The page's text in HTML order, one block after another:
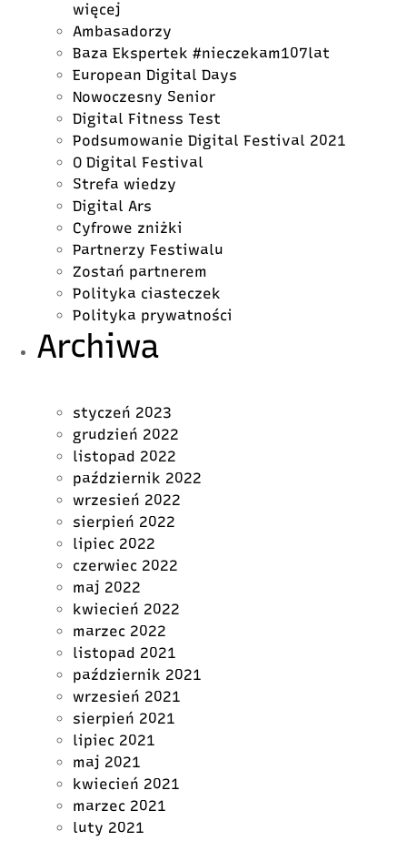
więcej
Ambasadorzy
Baza Ekspertek #nieczekam107lat
European Digital Days
Nowoczesny Senior
Digital Fitness Test
Podsumowanie Digital Festival 2021
O Digital Festival
Strefa wiedzy
Digital Ars
Cyfrowe zniżki
Partnerzy Festiwalu
Zostań partnerem
Polityka ciasteczek
Polityka prywatności
Archiwa
styczeń 2023
grudzień 2022
listopad 2022
październik 2022
wrzesień 2022
sierpień 2022
lipiec 2022
czerwiec 2022
maj 2022
kwiecień 2022
marzec 2022
listopad 2021
październik 2021
wrzesień 2021
sierpień 2021
lipiec 2021
maj 2021
kwiecień 2021
marzec 2021
luty 2021